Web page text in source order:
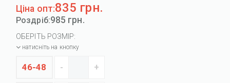
Ціна опт:835 грн.
Роздріб:985 грн.
ОБЕРІТЬ РОЗМІР:
натисніть на кнопку
46-48